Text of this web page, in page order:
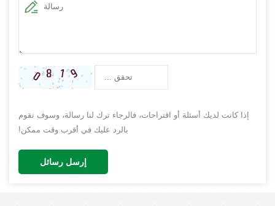
إذا كانت لديك أسئلة أو اقتراحات، فالرجاء ترك لنا رسالة، وسوف نقوم
بالرد عليك في أقرب وقت ممكن!
إرسل رسائل